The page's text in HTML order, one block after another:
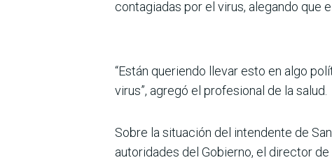
contagiadas por el virus, alegando que
“Están queriendo llevar esto en algo
virus”, agregó el profesional de la salud.
Sobre la situación del intendente de
autoridades del Gobierno, el director